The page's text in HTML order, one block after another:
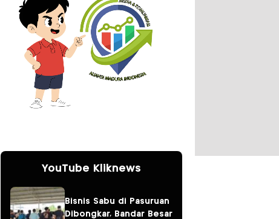
YouTube Kliknews
Bisnis Sabu di Pasuruan
Dibongkar, Bandar Besar